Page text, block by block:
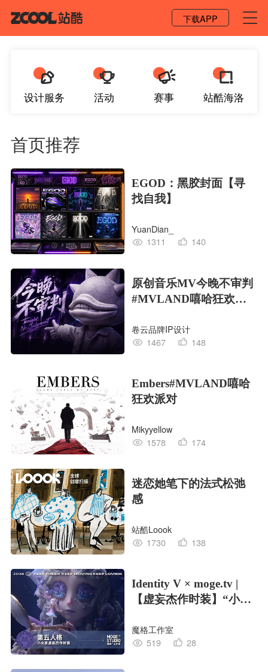
下载APP
设计服务 活动 赛事 站酷海洛
首页推荐
EGOD：黑胶封面【寻
找自我】
YuanDian_
1311
140
原创音乐MV今晚不审判
#MVLAND嘻哈狂欢派
卷云品牌IP设计
1467
148
Embers#MVLAND嘻哈
狂欢派对
Mikyyellow
1578
174
迷恋她笔下的法式松弛
感
站酷Loook
1730
138
Identity V × moge.tv |
【虚妄杰作时装】“小女
魔格工作室
519
28